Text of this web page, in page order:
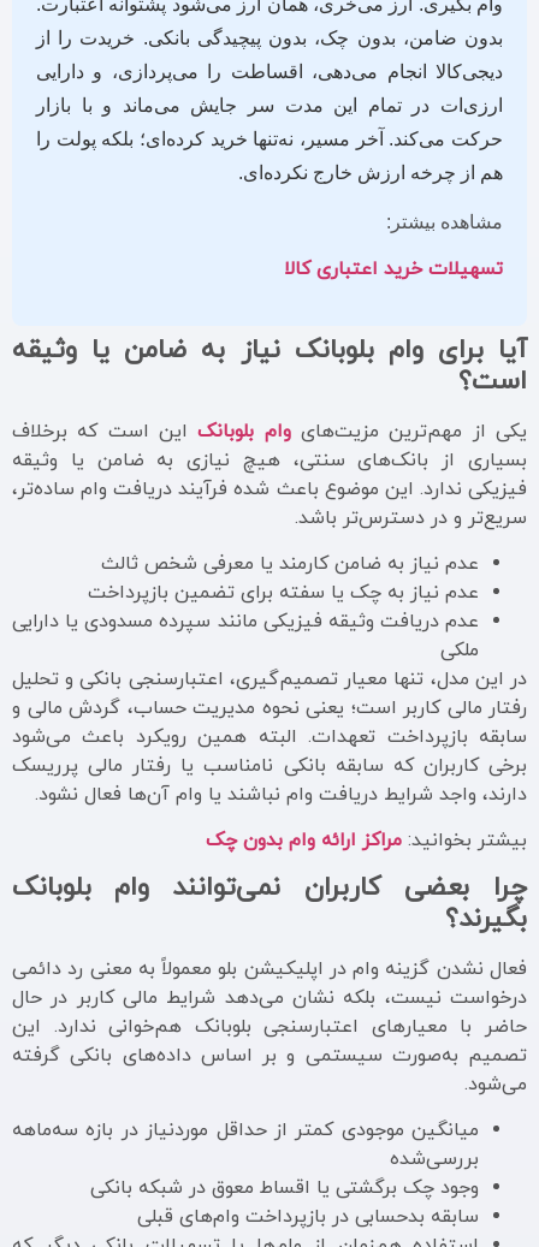
وام بگیری. ارز می‌خری، همان ارز می‌شود پشتوانه اعتبارت.
بدون ضامن، بدون چک، بدون پیچیدگی بانکی. خریدت را از
دیجی‌کالا انجام می‌دهی، اقساطت را می‌پردازی، و دارایی
ارزی‌ات در تمام این مدت سر جایش می‌ماند و با بازار
حرکت می‌کند. آخر مسیر، نه‌تنها خرید کرده‌ای؛ بلکه پولت را
هم از چرخه ارزش خارج نکرده‌ای.
مشاهده بیشتر:
تسهیلات خرید اعتباری کالا
آیا برای وام بلوبانک نیاز به ضامن یا وثیقه
است؟
یکی از مهم‌ترین مزیت‌هایوام بلوبانکاین است که برخلاف
بسیاری از بانک‌های سنتی، هیچ نیازی به ضامن یا وثیقه
فیزیکی ندارد. این موضوع باعث شده فرآیند دریافت وام ساده‌تر،
سریع‌تر و در دسترس‌تر باشد.
عدم نیاز به ضامن کارمند یا معرفی شخص ثالث
عدم نیاز به چک یا سفته برای تضمین بازپرداخت
عدم دریافت وثیقه فیزیکی مانند سپرده مسدودی یا دارایی
ملکی
در این مدل، تنها معیار تصمیم‌گیری، اعتبارسنجی بانکی و تحلیل
رفتار مالی کاربر است؛ یعنی نحوه مدیریت حساب، گردش مالی و
سابقه بازپرداخت تعهدات. البته همین رویکرد باعث می‌شود
برخی کاربران که سابقه بانکی نامناسب یا رفتار مالی پرریسک
دارند، واجد شرایط دریافت وام نباشند یا وام آن‌ها فعال نشود.
بیشتر بخوانید: مراکز ارائه وام بدون چک
چرا بعضی کاربران نمی‌توانند وام بلوبانک
بگیرند؟
فعال نشدن گزینه وام در اپلیکیشن بلو معمولاً به معنی رد دائمی
درخواست نیست، بلکه نشان می‌دهد شرایط مالی کاربر در حال
حاضر با معیارهای اعتبارسنجی بلوبانک هم‌خوانی ندارد. این
تصمیم به‌صورت سیستمی و بر اساس داده‌های بانکی گرفته
می‌شود.
میانگین موجودی کمتر از حداقل موردنیاز در بازه سه‌ماهه
بررسی‌شده
وجود چک برگشتی یا اقساط معوق در شبکه بانکی
سابقه بدحسابی در بازپرداخت وام‌های قبلی